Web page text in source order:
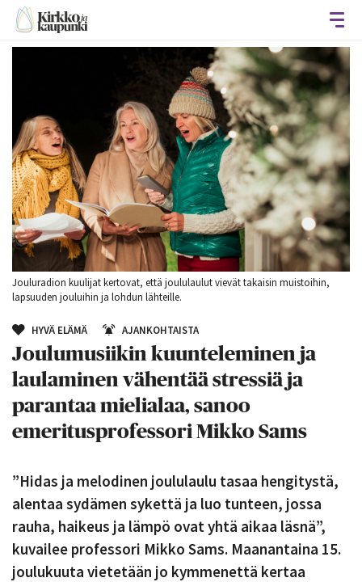
Jouluradion kuulijat kertovat, että joululaulut vievät takaisin muistoihin,
lapsuuden jouluihin ja lohdun lähteille.
HYVÄ ELÄMÄ AJANKOHTAISTA
Joulumusiikin kuunteleminen ja
laulaminen vähentää stressiä ja
parantaa mielialaa, sanoo
emeritusprofessori Mikko Sams
”Hidas ja melodinen joululaulu tasaa hengitystä,
alentaa sydämen sykettä ja luo tunteen, jossa
rauha, haikeus ja lämpö ovat yhtä aikaa läsnä”,
kuvailee professori Mikko Sams. Maanantaina 15.
joulukuuta vietetään jo kymmenettä kertaa